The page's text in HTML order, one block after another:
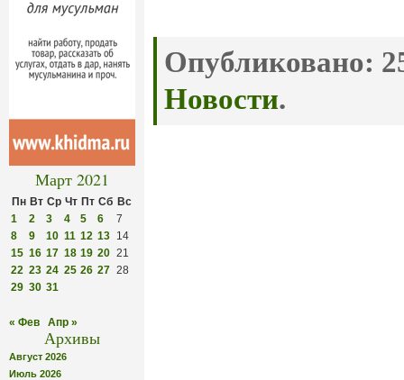
Март 2021
Пн Вт Ср Чт Пт Сб Вс
1
2 3 4 5 6
7
8
9 10 11 12 13 14
15 16 17 18 19 20 21
22 23 24 25 26 27 28
29 30 31
« Фев Апр »
Архивы
Август 2026
Июль 2026
Опубликовано:
Новости.